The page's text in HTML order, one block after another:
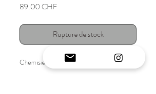
89.00 CHFPrix
Rupture de stock
Chemisier vintage japonais original